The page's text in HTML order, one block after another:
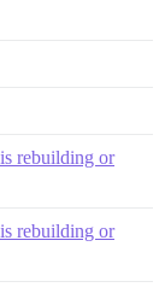
rebuilding or
rebuilding or